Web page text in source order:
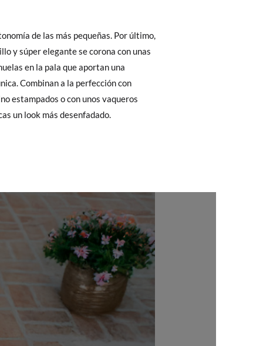
un look más desenfadado.
acelerar el envío, puedes por muy
precio final será el de los zapatos que
& Devolucionesde nuestra web
de enviarte un mensajero para que te